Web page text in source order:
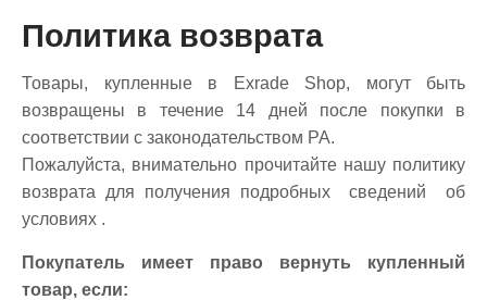
Политика возврата
Товары, купленные в Exrade Shop, могут быть
возвращены в течение 14 дней после покупки в
соответствии с законодательством РА.
Пожалуйста, внимательно прочитайте нашу политику
возврата для получения подробных сведений об
условиях .
Покупатель имеет право вернуть купленный
товар, если: